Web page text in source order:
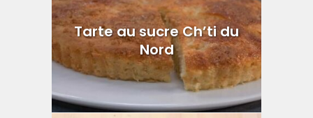
Tarte au sucre Ch’ti du
Nord